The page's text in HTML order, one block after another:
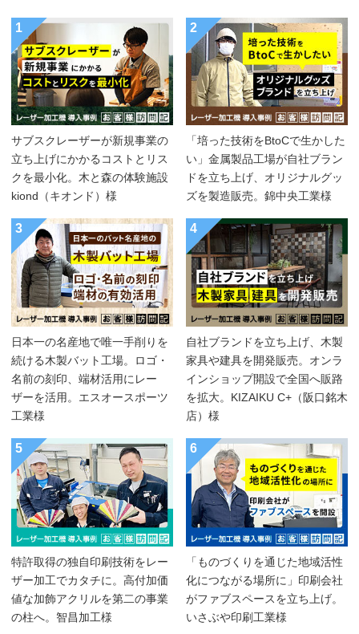
1
サブスクレーザーが新規事業の
立ち上げにかかるコストとリス
クを最小化。木と森の体験施設
kiond（キオンド）様
2
「培った技術をBtoCで生かした
い」金属製品工場が自社ブラン
ドを立ち上げ、オリジナルグッ
ズを製造販売。錦中央工業様
3
日本一の名産地で唯一手削りを
続ける木製バット工場。ロゴ・
名前の刻印、端材活用にレー
ザーを活用。エスオースポーツ
工業様
4
自社ブランドを立ち上げ、木製
家具や建具を開発販売。オンラ
インショップ開設で全国へ販路
を拡大。KIZAIKU C+（阪口銘木
店）様
5
特許取得の独自印刷技術をレー
ザー加工でカタチに。高付加価
値な加飾アクリルを第二の事業
の柱へ。智昌加工様
6
「ものづくりを通じた地域活性
化につながる場所に」印刷会社
がファブスペースを立ち上げ。
いさぶや印刷工業様